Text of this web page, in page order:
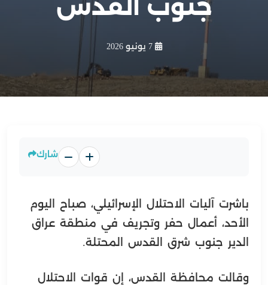
جنوب القدس
7 يونيو 2026
شارك
باشرت آليات الاحتلال الإسرائيلي، صباح اليوم
الأحد، أعمال حفر وتجريف في منطقة عراق
الدير جنوب شرق القدس المحتلة.
وقالت محافظة القدس، إن قوات الاحتلال